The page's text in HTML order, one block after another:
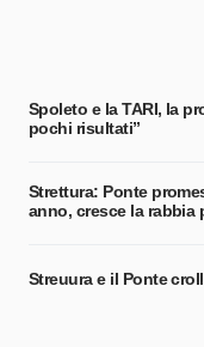
Spoleto e la TARI, la
pochi risultati”
Strettura: Ponte
anno, cresce la rabbia
Streuura e il Ponte